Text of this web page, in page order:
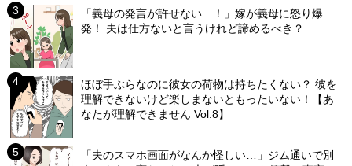
「義母の発言が許せない…！」嫁が義母に怒り爆
発！ 夫は仕方ないと言うけれど諦めるべき？
ほぼ手ぶらなのに彼女の荷物は持ちたくない？ 彼を
理解できないけど楽しまないともったいない！【あ
なたが理解できません Vol.8】
「夫のスマホ画面がなんか怪しい…」ジム通いで別